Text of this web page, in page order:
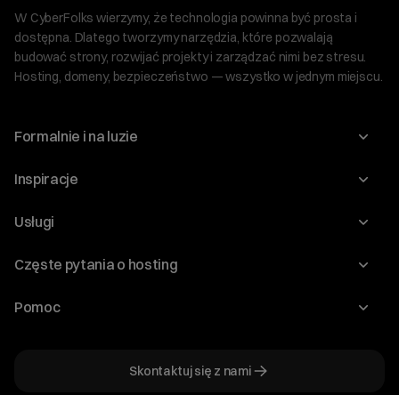
W CyberFolks wierzymy, że technologia powinna być prosta i
dostępna. Dlatego tworzymy narzędzia, które pozwalają
budować strony, rozwijać projekty i zarządzać nimi bez stresu.
Hosting, domeny, bezpieczeństwo — wszystko w jednym miejscu.
Formalnie i na luzie
O nas
Program Korzyści dla Inwestorów
Regulaminy i specyfikacje
Inspiracje
Blog
WordPress
Audyt stron
Usługi
Domeny
Hosting dla WooCommerce
Częste pytania o hosting
Jak przenieść stronę?
Pomoc
Skontaktuj się z nami